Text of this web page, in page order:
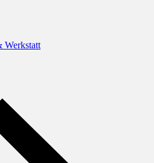
Werkstatt